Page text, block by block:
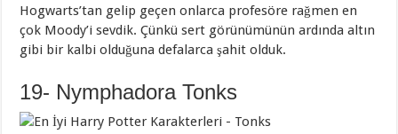
Hogwarts’tan gelip geçen onlarca profesöre rağmen en
çok Moody’i sevdik. Çünkü sert görünümünün ardında altın
gibi bir kalbi olduğuna defalarca şahit olduk.
19- Nymphadora Tonks